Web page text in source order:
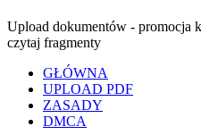
Upload dokumentów - promocja
czytaj fragmenty
GŁÓWNA
UPLOAD PDF
ZASADY
DMCA